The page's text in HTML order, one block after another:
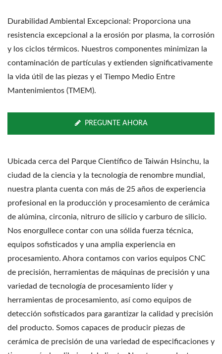
Durabilidad Ambiental Excepcional: Proporciona una
resistencia excepcional a la erosión por plasma, la corrosión
y los ciclos térmicos. Nuestros componentes minimizan la
contaminación de partículas y extienden significativamente
la vida útil de las piezas y el Tiempo Medio Entre
Mantenimientos (TMEM).
PREGUNTE AHORA
Ubicada cerca del Parque Científico de Taiwán Hsinchu, la
ciudad de la ciencia y la tecnología de renombre mundial,
nuestra planta cuenta con más de 25 años de experiencia
profesional en la producción y procesamiento de cerámica
de alúmina, circonia, nitruro de silicio y carburo de silicio.
Nos enorgullece contar con una sólida fuerza técnica,
equipos sofisticados y una amplia experiencia en
procesamiento. Ahora contamos con varios equipos CNC
de precisión, herramientas de máquinas de precisión y una
variedad de tecnología de procesamiento líder y
herramientas de procesamiento, así como equipos de
detección sofisticados para garantizar la calidad y precisión
del producto. Somos capaces de producir piezas de
cerámica de precisión de una variedad de especificaciones y